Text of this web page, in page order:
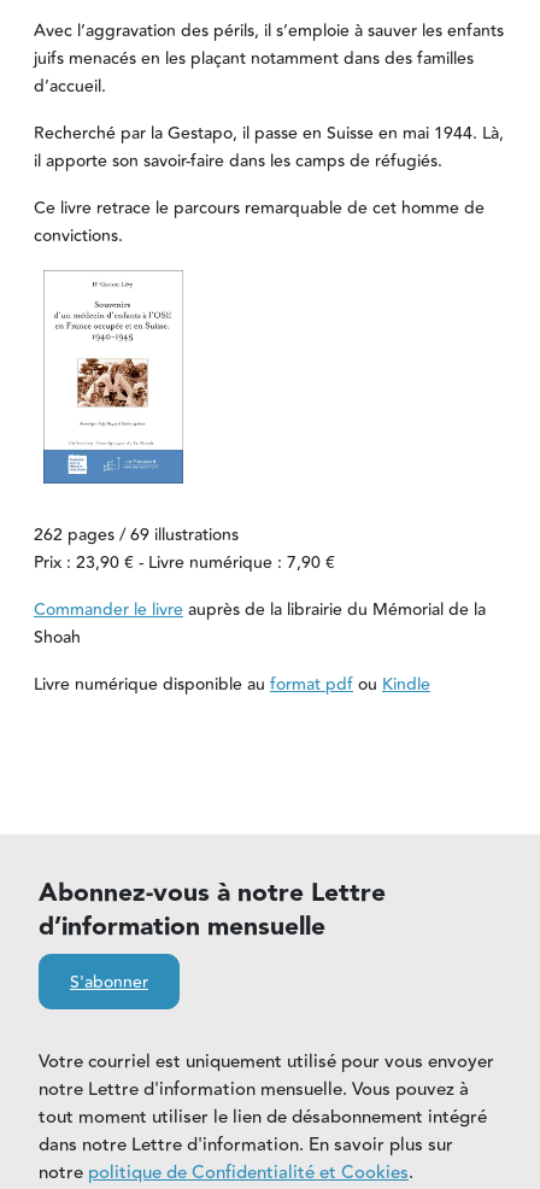
Avec l’aggravation des périls, il s’emploie à sauver les enfants
juifs menacés en les plaçant notamment dans des familles
d’accueil.
Recherché par la Gestapo, il passe en Suisse en mai 1944. Là,
il apporte son savoir-faire dans les camps de réfugiés.
Ce livre retrace le parcours remarquable de cet homme de
convictions.
262 pages / 69 illustrations
Prix : 23,90 € - Livre numérique : 7,90 €
Commander le livreauprès de la librairie du Mémorial de la
Shoah
Livre numérique disponible au format pdfou Kindle
Abonnez-vous à notre Lettre
d’information mensuelle
S'abonner
Votre courriel est uniquement utilisé pour vous envoyer
notre Lettre d'information mensuelle. Vous pouvez à
tout moment utiliser le lien de désabonnement intégré
dans notre Lettre d'information. En savoir plus sur
notre politique de Confidentialité et Cookies.